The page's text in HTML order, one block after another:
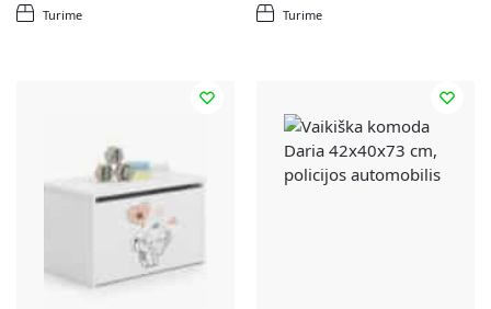
Turime Turime